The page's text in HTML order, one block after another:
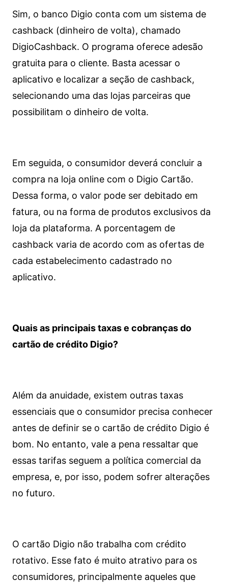
Sim, o banco Digio conta com um sistema de
cashback (dinheiro de volta), chamado
DigioCashback. O programa oferece adesão
gratuita para o cliente. Basta acessar o
aplicativo e localizar a seção de cashback,
selecionando uma das lojas parceiras que
possibilitam o dinheiro de volta.
Em seguida, o consumidor deverá concluir a
compra na loja online com o Digio Cartão.
Dessa forma, o valor pode ser debitado em
fatura, ou na forma de produtos exclusivos da
loja da plataforma. A porcentagem de
cashback varia de acordo com as ofertas de
cada estabelecimento cadastrado no
aplicativo.
Quais as principais taxas e cobranças do
cartão de crédito Digio?
Além da anuidade, existem outras taxas
essenciais que o consumidor precisa conhecer
antes de definir se o cartão de crédito Digio é
bom. No entanto, vale a pena ressaltar que
essas tarifas seguem a política comercial da
empresa, e, por isso, podem sofrer alterações
no futuro.
O cartão Digio não trabalha com crédito
rotativo. Esse fato é muito atrativo para os
consumidores, principalmente aqueles que